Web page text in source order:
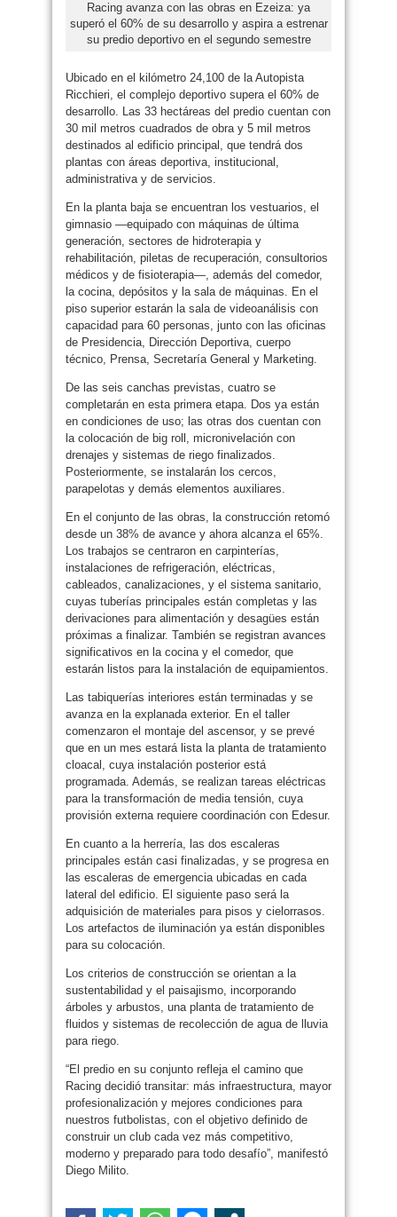
Racing avanza con las obras en Ezeiza: ya
superó el 60% de su desarrollo y aspira a estrenar
su predio deportivo en el segundo semestre
Ubicado en el kilómetro 24,100 de la Autopista
Ricchieri, el complejo deportivo supera el 60% de
desarrollo. Las 33 hectáreas del predio cuentan con
30 mil metros cuadrados de obra y 5 mil metros
destinados al edificio principal, que tendrá dos
plantas con áreas deportiva, institucional,
administrativa y de servicios.
En la planta baja se encuentran los vestuarios, el
gimnasio —equipado con máquinas de última
generación, sectores de hidroterapia y
rehabilitación, piletas de recuperación, consultorios
médicos y de fisioterapia—, además del comedor,
la cocina, depósitos y la sala de máquinas. En el
piso superior estarán la sala de videoanálisis con
capacidad para 60 personas, junto con las oficinas
de Presidencia, Dirección Deportiva, cuerpo
técnico, Prensa, Secretaría General y Marketing.
De las seis canchas previstas, cuatro se
completarán en esta primera etapa. Dos ya están
en condiciones de uso; las otras dos cuentan con
la colocación de big roll, micronivelación con
drenajes y sistemas de riego finalizados.
Posteriormente, se instalarán los cercos,
parapelotas y demás elementos auxiliares.
En el conjunto de las obras, la construcción retomó
desde un 38% de avance y ahora alcanza el 65%.
Los trabajos se centraron en carpinterías,
instalaciones de refrigeración, eléctricas,
cableados, canalizaciones, y el sistema sanitario,
cuyas tuberías principales están completas y las
derivaciones para alimentación y desagües están
próximas a finalizar. También se registran avances
significativos en la cocina y el comedor, que
estarán listos para la instalación de equipamientos.
Las tabiquerías interiores están terminadas y se
avanza en la explanada exterior. En el taller
comenzaron el montaje del ascensor, y se prevé
que en un mes estará lista la planta de tratamiento
cloacal, cuya instalación posterior está
programada. Además, se realizan tareas eléctricas
para la transformación de media tensión, cuya
provisión externa requiere coordinación con Edesur.
En cuanto a la herrería, las dos escaleras
principales están casi finalizadas, y se progresa en
las escaleras de emergencia ubicadas en cada
lateral del edificio. El siguiente paso será la
adquisición de materiales para pisos y cielorrasos.
Los artefactos de iluminación ya están disponibles
para su colocación.
Los criterios de construcción se orientan a la
sustentabilidad y el paisajismo, incorporando
árboles y arbustos, una planta de tratamiento de
fluidos y sistemas de recolección de agua de lluvia
para riego.
“El predio en su conjunto refleja el camino que
Racing decidió transitar: más infraestructura, mayor
profesionalización y mejores condiciones para
nuestros futbolistas, con el objetivo definido de
construir un club cada vez más competitivo,
moderno y preparado para todo desafío”, manifestó
Diego Milito.